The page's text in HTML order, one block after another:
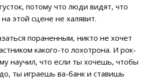
потому что люди видят, что
этой сцене не халявит.
пораненным, никто не хочет
какого-то лохотрона. И рок-
научил, что если ты хочешь, чтобы
ты играешь ва-банк и ставишь